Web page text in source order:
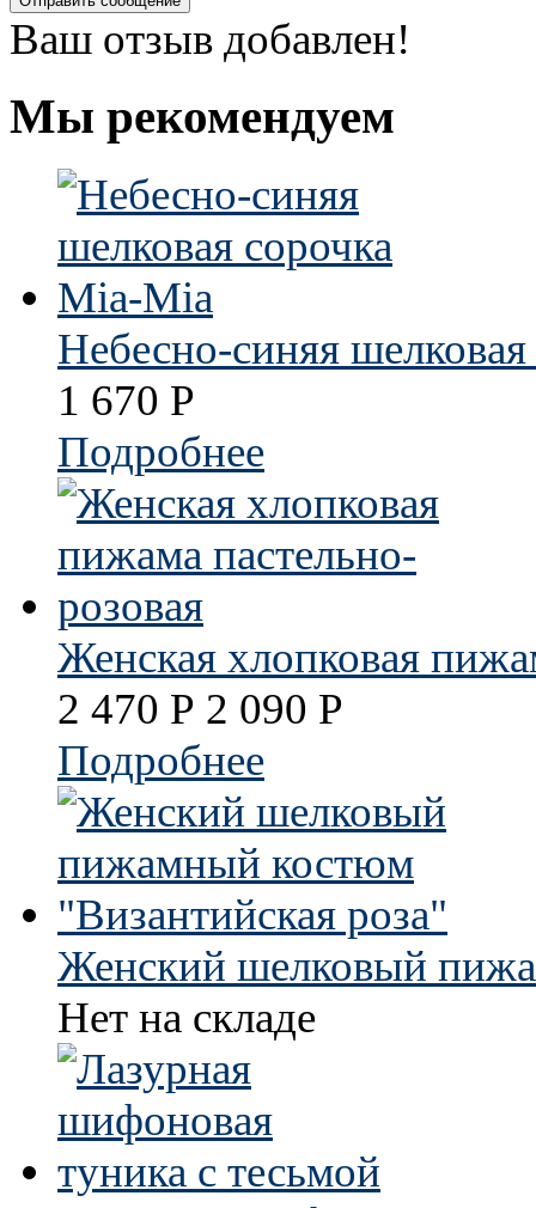
Ваш отзыв добавлен!
Мы рекомендуем
Небесно-синяя
1 670 Р
Подробнее
Женская хлопковая
2 470 Р 2 090 Р
Подробнее
Женский шелковый
Нет на складе